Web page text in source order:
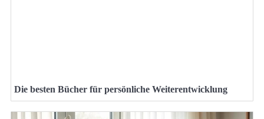
Die besten Bücher für persönliche Weiterentwicklung